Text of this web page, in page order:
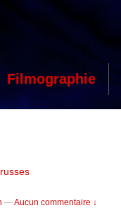
Filmographie
—Aucun commentaire ↓